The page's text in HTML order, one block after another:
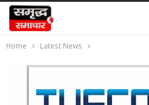
Home Latest News